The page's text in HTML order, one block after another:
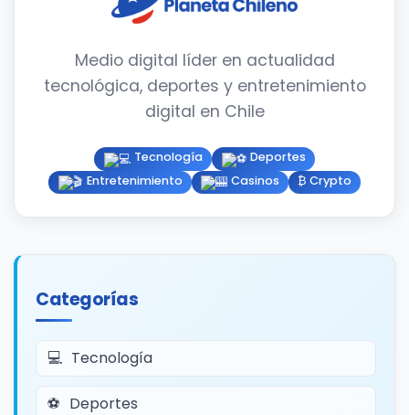
Medio digital líder en actualidad
tecnológica, deportes y entretenimiento
digital en Chile
Tecnología
Deportes
Entretenimiento
Casinos ₿ Crypto
Categorías
Tecnología
Deportes